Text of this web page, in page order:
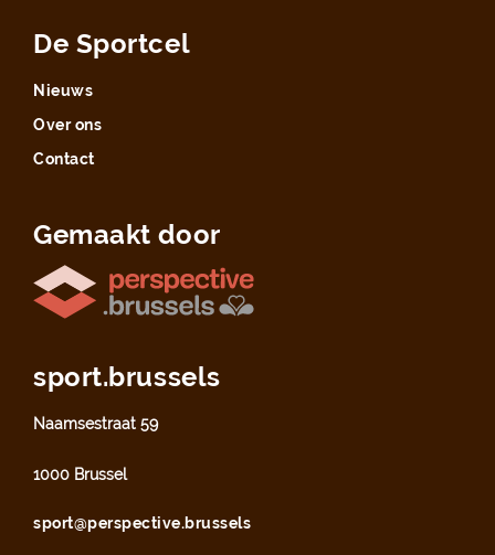
De Sportcel
Nieuws
Over ons
Contact
Gemaakt door
sport.brussels
Naamsestraat 59
1000 Brussel
sport@perspective.brussels